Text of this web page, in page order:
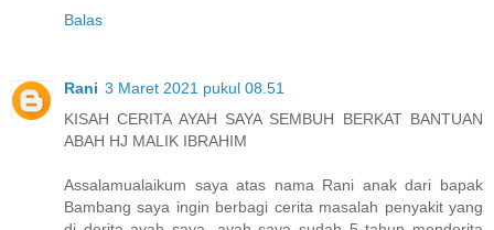
Balas
Rani 3 Maret 2021 pukul 08.51
KISAH CERITA AYAH SAYA SEMBUH BERKAT BANTUAN
ABAH HJ MALIK IBRAHIM
Assalamualaikum saya atas nama Rani anak dari bapak
Bambang saya ingin berbagi cerita masalah penyakit yang